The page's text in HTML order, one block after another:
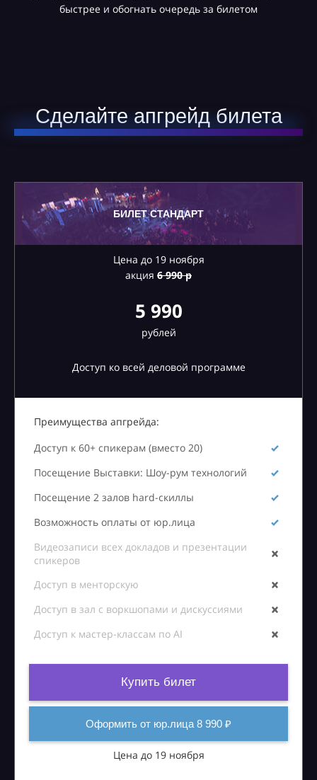
быстрее и обогнать очередь за билетом
Сделайте апгрейд билета
БИЛЕТ СТАНДАРТ
Цена до 19 ноября
акция 6990 р
5 990
рублей
Доступ ко всей деловой программе
Преимущества апгрейда:
Доступ к 60+ спикерам (вместо 20)
Посещение Выставки: Шоу-рум технологий
Посещение 2 залов hard-скиллы
Возможность оплаты от юр.лица
Видеозаписи всех докладов и презентации
спикеров
Доступ в менторскую
Доступ в зал с воркшопами и дискуссиями
Доступ к мастер-классам по AI
Купить билет
Оформить от юр.лица 8 990 ₽
Цена до 19 ноября